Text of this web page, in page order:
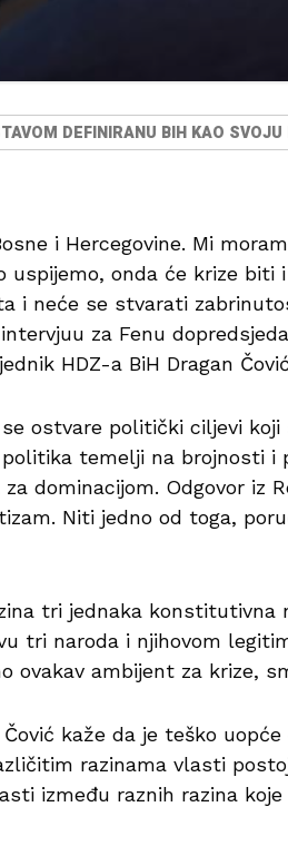
DEFINIRANU BIH KAO
i Hercegovine. Mi
uspijemo, onda će krize biti
i neće se stvarati
za Fenu
HDZ-a BiH Dragan
ostvare politički ciljevi koji
temelji na brojnosti i
dominacijom. Odgovor iz
Niti jedno od toga,
tri jednaka konstitutivna
tri naroda i njihovom
ovakav ambijent za krize,
kaže da je teško
razinama vlasti
između raznih razina koje